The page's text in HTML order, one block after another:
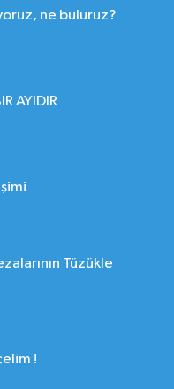
ne buluruz?
AYIDIR
Tüzükle
!